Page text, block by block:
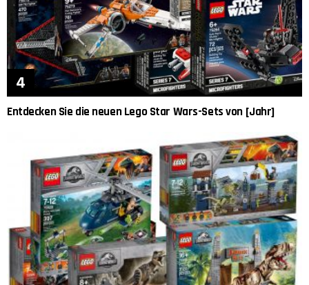
Entdecken Sie die neuen Lego Star Wars-Sets von [Jahr]